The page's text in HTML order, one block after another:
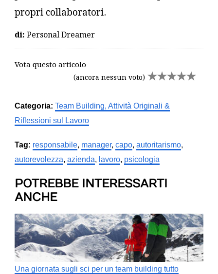
propri collaboratori.
di: Personal Dreamer
Vota questo articolo
(ancora nessun voto)
Categoria: Team Building, Attività Originali &
Riflessioni sul Lavoro
Tag: responsabile, manager, capo, autoritarismo,
autorevolezza, azienda, lavoro, psicologia
POTREBBE INTERESSARTI
ANCHE
Una giornata sugli sci per un team building tutto